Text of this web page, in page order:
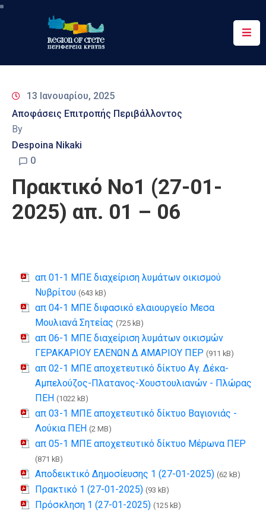
Περιφέρεια
&
Δράσεις
Ψηφιακές
Επικοινωνία
13 Ιανουαρίου, 2025
Αποφάσεις Επιτροπής Περιβάλλοντος
By
Despoina Nikaki
0
Πρακτικό Νο1 (27-01-
2025) απ. 01 – 06
απ 01-1 ΜΠΕ διαχείριση λυμάτων οικισμού
Νυβρίτου (643 kB)
απ 04-1 ΜΠΕ διφασικό ελαιουργείο Μεσα
Μουλιανά Σητείας (725 kB)
απ 06-1 ΜΠΕ διαχείριση λυμάτων οικισμών
ΓΕΡΑΚΑΡΙΟΥ ΕΛΕΝΩΝ Δ ΑΜΑΡΙΟΥ ΠΕΡ (911 kB)
απ 02-1 ΜΠΕ αποχετευτικό δίκτυο Αγ. Δέκα-
Αμπελούζος-Πλατανος-Χουστουλιανών - Πλώρας
ΠΕΗ (1022 kB)
απ 03-1 ΜΠΕ αποχετευτικό δίκτυο Βαγιονιάς -
Λούκια ΠΕΗ (2 MB)
απ 05-1 ΜΠΕ αποχετευτικό δίκτυο Μέρωνα ΠΕΡ
(871 kB)
Αποδεικτικό Δημοσίευσης 1 (27-01-2025) (62 kB)
Πρακτικό 1 (27-01-2025) (93 kB)
Πρόσκληση 1 (27-01-2025) (125 kB)